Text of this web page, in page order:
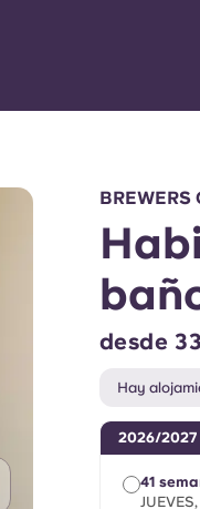
Quiénes somos
Preguntas
BREWERS
desde
Hay
2026/2027
41